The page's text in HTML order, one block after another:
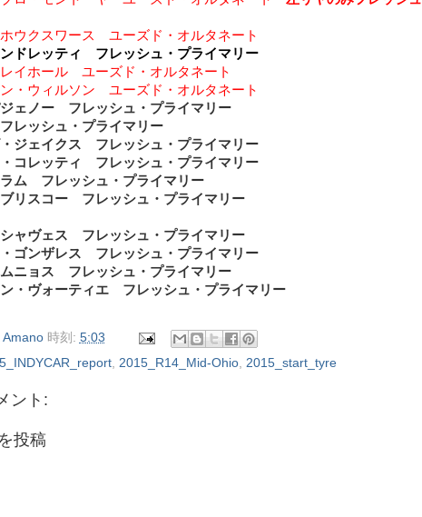
ウクスワース ユーズド・オルタネート
ドレッティ フレッシュ・プライマリー
イホール ユーズド・オルタネート
・ウィルソン ユーズド・オルタネート
ェノー フレッシュ・プライマリー
レッシュ・プライマリー
ジェイクス フレッシュ・プライマリー
コレッティ フレッシュ・プライマリー
ム フレッシュ・プライマリー
リスコー フレッシュ・プライマリー
ャヴェス フレッシュ・プライマリー
ゴンザレス フレッシュ・プライマリー
ニョス フレッシュ・プライマリー
ン・ヴォーティエ フレッシュ・プライマリー
Amano 時刻: 5:03
, 2015_R14_Mid-Ohio, 2015_start_tyre
ント:
投稿